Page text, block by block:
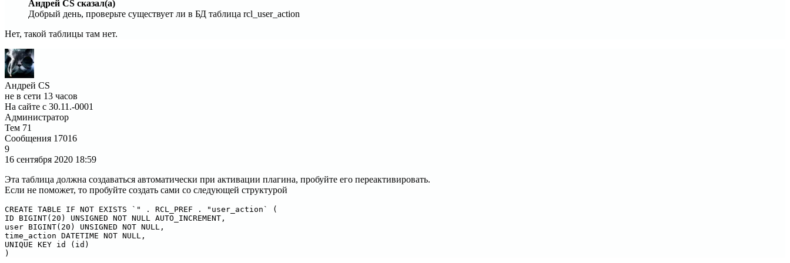
Андрей CS сказал(а)
Добрый день, проверьте существует ли в БД таблица rcl_user_action
Нет, такой таблицы там нет.
Андрей CS
не в сети 13 часов
На сайте с 30.11.-0001
Администратор
Тем 71
Сообщения 17016
9
16 сентября 2020 18:59
Эта таблица должна создаваться автоматически при активации плагина, пробуйте его переактивировать.
Если не поможет, то пробуйте создать сами со следующей структурой
CREATE TABLE IF NOT EXISTS `" . RCL_PREF . "user_action` (
ID BIGINT(20) UNSIGNED NOT NULL AUTO_INCREMENT,
user BIGINT(20) UNSIGNED NOT NULL,
time_action DATETIME NOT NULL,
UNIQUE KEY id (id)
)